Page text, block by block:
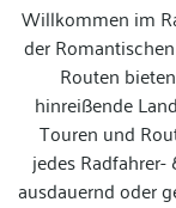
Willkommen im
der
Routen
hinreißende
Touren und
jedes
ausdauernd oder